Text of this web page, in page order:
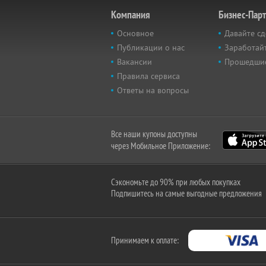
Компания
Основное
Публикации о нас
Вакансии
Правила сервиса
Ответы на вопросы
Бизнес-
Давайте
Все наши купоны доступны
через Мобильное Приложение:
Сэкономьте до 90% при любых покупках
Подпишитесь на самые выгодные предложения
Принимаем к оплате: